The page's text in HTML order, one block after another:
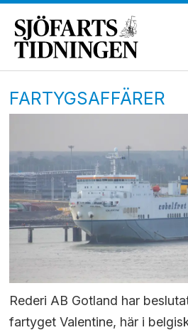
FARTYGSAFFÄRER
Rederi AB Gotland har
fartyget Valentine, här i